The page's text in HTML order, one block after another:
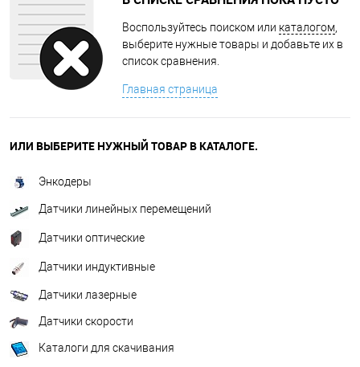
Воспользуйтесь поиском или каталогом,
выберите нужные товары и добавьте их в
список сравнения.
Главная страница
ИЛИ ВЫБЕРИТЕ НУЖНЫЙ ТОВАР В КАТАЛОГЕ.
Энкодеры
Датчики линейных перемещений
Датчики оптические
Датчики индуктивные
Датчики лазерные
Датчики скорости
Каталоги для скачивания